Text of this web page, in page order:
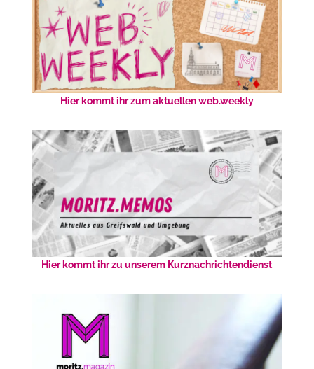
Hier kommt ihr zum aktuellen web.weekly
Hier kommt ihr zu unserem Kurznachrichtendienst